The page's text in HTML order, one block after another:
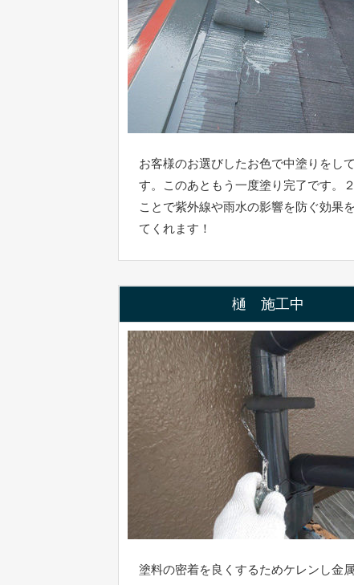
お客様のお選びしたお色で中塗りをし
す。このあともう一度塗り完了です。
ことで紫外線や雨水の影響を防ぐ効果
てくれます！
樋 施工中
塗料の密着を良くするためケレンし金